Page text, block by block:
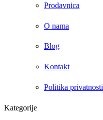
Prodavnica
O nama
Blog
Kontakt
Politika privatnosti
Kategorije